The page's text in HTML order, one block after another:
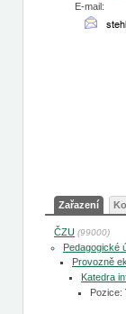
E-mail:
Zařazení
ČZU (99000)
Pedagogické
Provozně
Katedra
Pozice: